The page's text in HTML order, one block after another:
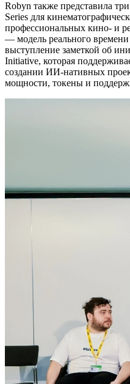
Robyn также представила
Series для
профессиональных кино- и
— модель реального
выступление заметкой об
Initiative, которая
создании ИИ-нативных
мощности, токены и